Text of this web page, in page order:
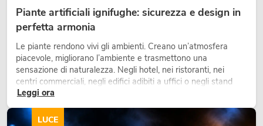
Piante artificiali ignifughe: sicurezza e design in
perfetta armonia
Le piante rendono vivi gli ambienti. Creano un’atmosfera
piacevole, migliorano l’ambiente e trasmettono una
sensazione di naturalezza. Negli hotel, nei ristoranti, nei
centri commerciali, negli edifici adibiti a uffici o negli stand
fieristici, una vegetazione di alta qualità è ormai parte
Leggi ora
LUCE